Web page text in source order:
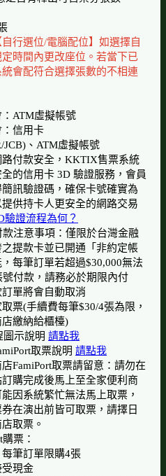
行選位/電腦配位】如選擇自
時間內更改座位。若當下已
會配符合選擇張數的不相連
ATM虛擬帳號
信用卡
JCB)、ATM虛擬帳號
付款安全，KKTIX售票系統
的信用卡 3D 驗證服務，會員
訊驗證碼，確保卡號確實為
供持卡人更安全的網路交易
驗證流程為何？
注意事項：僅限於台灣金融
提款卡並已開通「非約定帳
每筆訂單若超過$30,000無法
付款，請務必於期限內付
單將會自動取消
票(手續費每筆$30/4張為限，
繳納給櫃檯)
示說明 請點我
取票說明 請點我
FamiPort取票請留意：請勿在
購完成後馬上至全家便利商
因系統繁忙無法馬上取票，
在演出前皆可取票，請擇日
取票。
票：
筆訂單限購4張
現金